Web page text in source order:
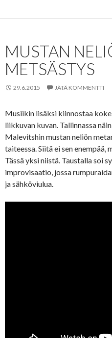
MUSTAN
METSÄSTYS
29.6.2015 JÄTÄ KOMMENTTI
Musiikin lisäksi kiinnostaa
liikkuvan kuvan. Tallinnassa
Malevitshin mustan neliön
taiteessa. Siitä ei sen enempää,
Tässä yksi niistä. Taustalla soi
improvisaatio, jossa
ja sähköviulua.